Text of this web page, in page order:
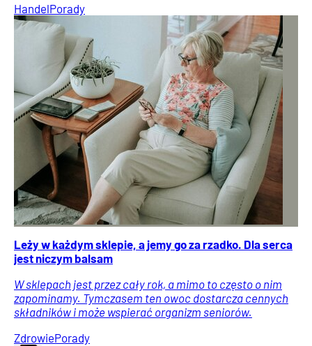
HandelPorady
Leży w każdym sklepie, a jemy go za rzadko. Dla serca
jest niczym balsam
W sklepach jest przez cały rok, a mimo to często o nim
zapominamy. Tymczasem ten owoc dostarcza cennych
składników i może wspierać organizm seniorów.
ZdrowiePorady